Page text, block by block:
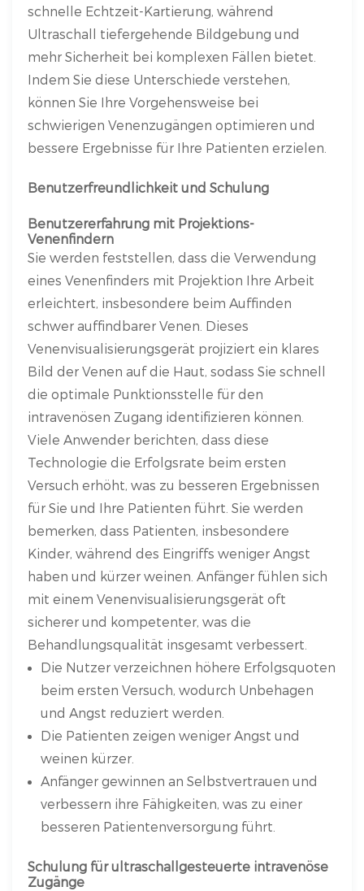
schnelle Echtzeit-Kartierung, während
Ultraschall tiefergehende Bildgebung und
mehr Sicherheit bei komplexen Fällen bietet.
Indem Sie diese Unterschiede verstehen,
können Sie Ihre Vorgehensweise bei
schwierigen Venenzugängen optimieren und
bessere Ergebnisse für Ihre Patienten erzielen.
Benutzerfreundlichkeit und Schulung
Benutzererfahrung mit Projektions-
Venenfindern
Sie werden feststellen, dass die Verwendung
eines Venenfinders mit Projektion Ihre Arbeit
erleichtert, insbesondere beim Auffinden
schwer auffindbarer Venen. Dieses
Venenvisualisierungsgerät projiziert ein klares
Bild der Venen auf die Haut, sodass Sie schnell
die optimale Punktionsstelle für den
intravenösen Zugang identifizieren können.
Viele Anwender berichten, dass diese
Technologie die Erfolgsrate beim ersten
Versuch erhöht, was zu besseren Ergebnissen
für Sie und Ihre Patienten führt. Sie werden
bemerken, dass Patienten, insbesondere
Kinder, während des Eingriffs weniger Angst
haben und kürzer weinen. Anfänger fühlen sich
mit einem Venenvisualisierungsgerät oft
sicherer und kompetenter, was die
Behandlungsqualität insgesamt verbessert.
Die Nutzer verzeichnen höhere Erfolgsquoten
beim ersten Versuch, wodurch Unbehagen
und Angst reduziert werden.
Die Patienten zeigen weniger Angst und
weinen kürzer.
Anfänger gewinnen an Selbstvertrauen und
verbessern ihre Fähigkeiten, was zu einer
besseren Patientenversorgung führt.
Schulung für ultraschallgesteuerte intravenöse
Zugänge